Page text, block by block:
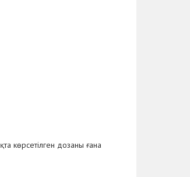
көрсетілген дозаны ғана